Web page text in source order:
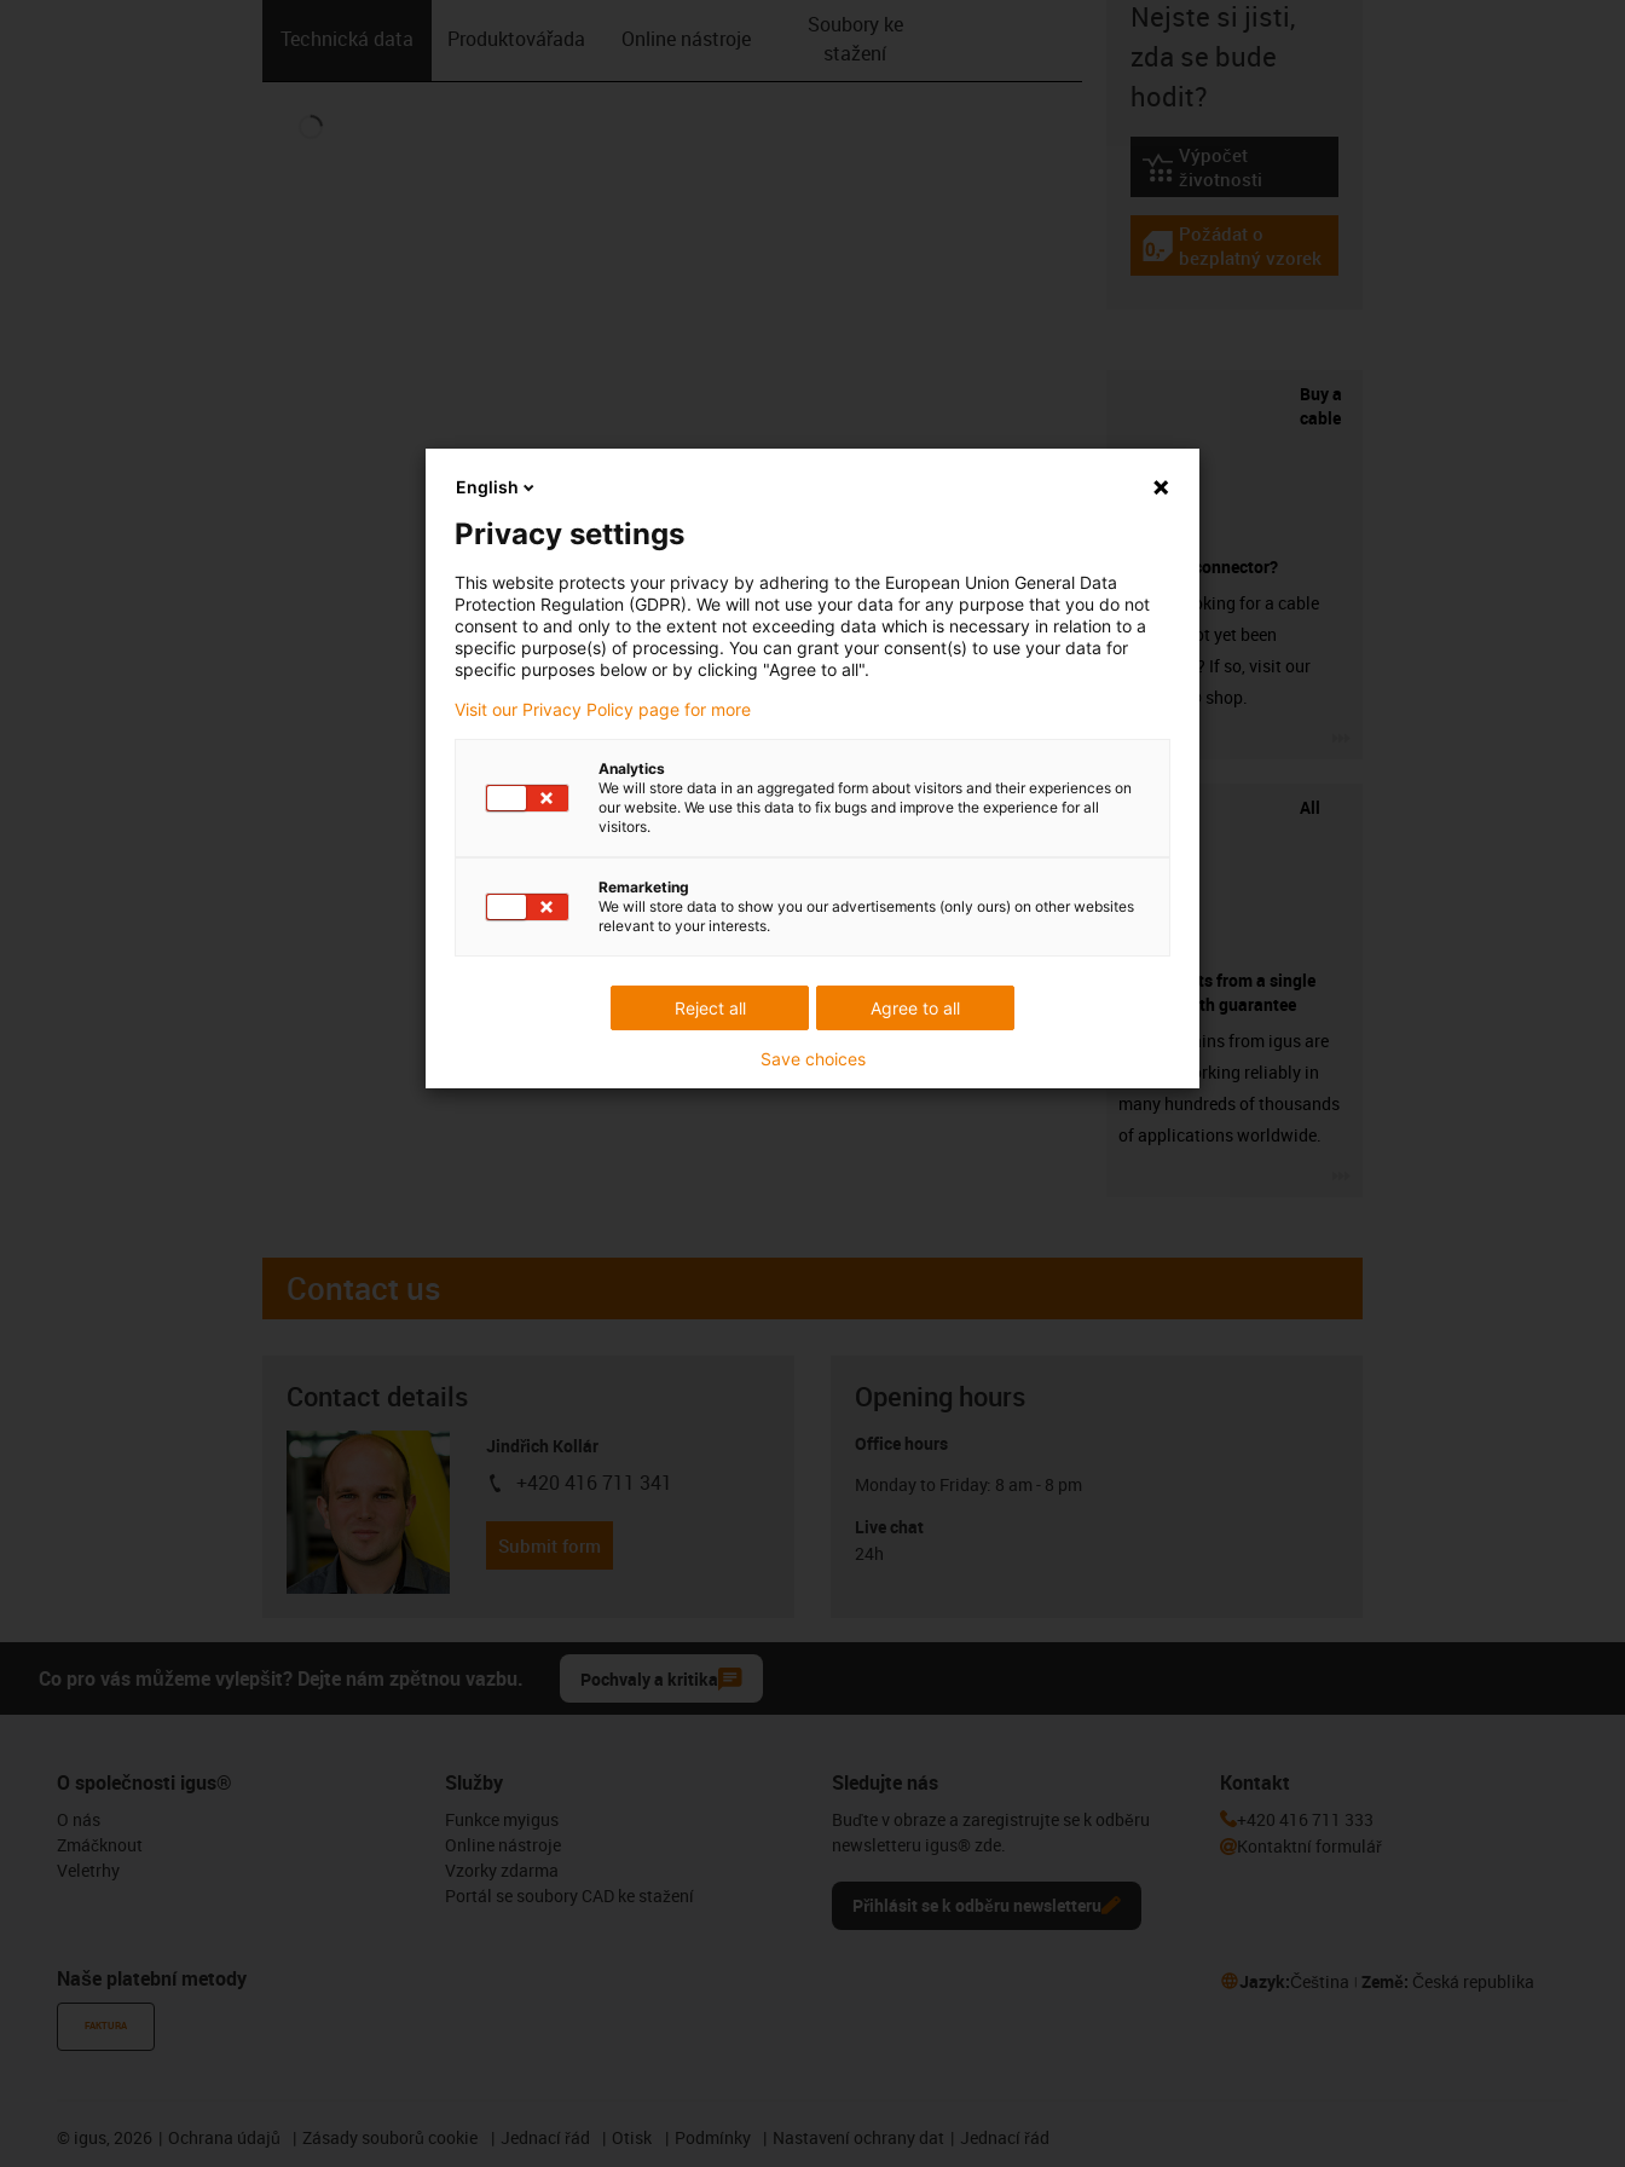
Technická data Produktová­řada Online nástroje
Soubory ke
stažení
Nejste si jisti,
zda se bude
hodit?
igus-icon-lebensdauerrechner
Výpočet
životnosti
igus-icon-gratismuster
Požádat o
bezplatný vzorek
Buy a
cable
without a connector?
Are you looking for a cable
that has not yet been
harnessed? If so, visit our
chainflex® shop.
All
components from a single
source - with guarantee
Energy chains from igus are
already working reliably in
many hundreds of thousands
of applications worldwide.
Contact us
Contact details
Jindřich Kollár
igus-icon-phone
+420 416 711 341
Submit form
Opening hours
Office hours
Monday to Friday: 8 am - 8 pm
Live chat
24h
Co pro vás můžeme vylepšit? Dejte nám zpětnou vazbu. Pochvaly a kritika
O společnosti igus®
O nás
Zmáčknout
Veletrhy
Naše platební metody
FAKTURA
Služby
Funkce myigus
Online nástroje
Vzorky zdarma
Portál se soubory CAD ke stažení
Sledujte nás
Buďte v obraze a zaregistrujte se k odběru
newsletteru igus® zde.
Přihlásit se k odběru newsletteru
Kontakt
+420 416 711 333
Kontaktní formulář
Jazyk:Čeština Země: Česká republika
© igus, 2026 Ochrana údajů Zásady souborů cookie Jednací řád Otisk Podmínky Nastavení ochrany dat Jednací řád
English
Privacy settings
This website protects your privacy by adhering to the European Union General Data
Protection Regulation (GDPR). We will not use your data for any purpose that you do not
consent to and only to the extent not exceeding data which is necessary in relation to a
specific purpose(s) of processing. You can grant your consent(s) to use your data for
specific purposes below or by clicking "Agree to all".
Visit our Privacy Policy page for more
Analytics
We will store data in an aggregated form about visitors and their experiences on
our website. We use this data to fix bugs and improve the experience for all
visitors.
Remarketing
We will store data to show you our advertisements (only ours) on other websites
relevant to your interests.
Agree to all
Reject all
Save choices